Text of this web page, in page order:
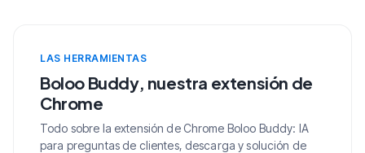
LAS HERRAMIENTAS
Boloo Buddy, nuestra extensión de
Chrome
Todo sobre la extensión de Chrome Boloo Buddy: IA
para preguntas de clientes, descarga y solución de